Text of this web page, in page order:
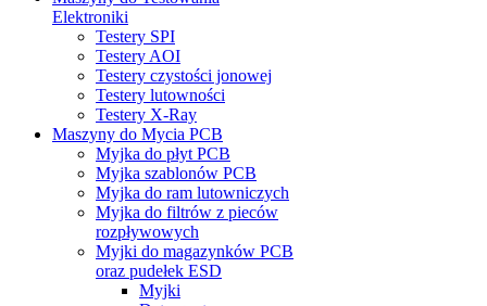
Elektroniki
Testery SPI
Testery AOI
Testery czystości jonowej
Testery lutowności
Testery X-Ray
Maszyny do Mycia PCB
Myjka do płyt PCB
Myjka szablonów PCB
Myjka do ram lutowniczych
Myjka do filtrów z pieców
rozpływowych
Myjki do magazynków PCB
oraz pudełek ESD
Myjki